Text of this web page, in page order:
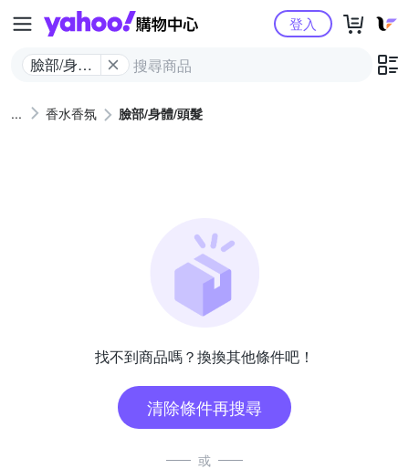
Yahoo購物中心
臉部/身體/
登入
香水香氛 臉部/身體/頭髮
找不到商品嗎？換換其他條件吧！
清除條件再搜尋
或